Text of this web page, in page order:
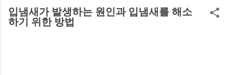
입냄새가 발생하는 원인과 입냄새를 해소
하기 위한 방법